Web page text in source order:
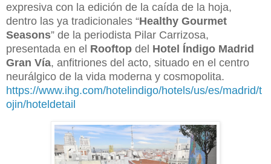
expresiva con la edición de la caída de la hoja,
dentro las ya tradicionales “Healthy Gourmet
Seasons” de la periodista Pilar Carrizosa,
presentada en el Rooftop del Hotel Índigo Madrid
Gran Vía, anfitriones del acto, situado en el centro
neurálgico de la vida moderna y cosmopolita.
https://www.ihg.com/hotelindigo/hotels/us/es/madrid/t
ojin/hoteldetail